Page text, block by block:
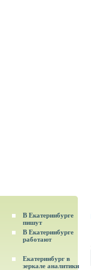
В Екатеринбурге
пишут
В Екатеринбурге
работают
Екатеринбург в
зеркале аналитики